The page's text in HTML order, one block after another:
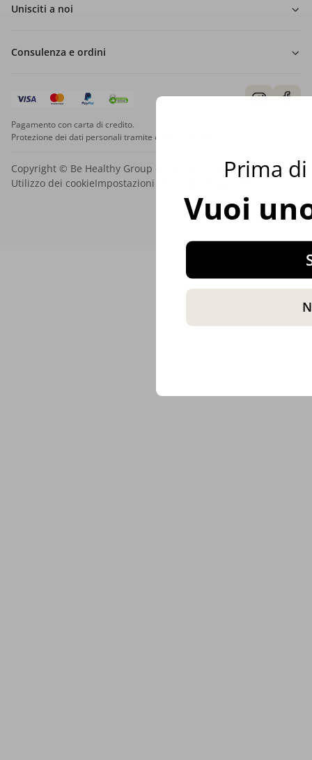
Unisciti a noi
Consulenza e ordini
Pagamento con carta di credito.
Protezione dei dati personali tramite crittografia SSL.
Copyright © Be Healthy Group d.o.o. 2012 - 2026
Utilizzo dei cookieImpostazioni dei cookie Prima
Vuoi